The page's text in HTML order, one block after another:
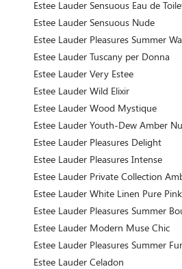
Estee Lauder Sensuous Eau de
Estee Lauder Sensuous Nude
Estee Lauder Pleasures Summer
Estee Lauder Tuscany per Donna
Estee Lauder Very Estee
Estee Lauder Wild Elixir
Estee Lauder Wood Mystique
Estee Lauder Youth-Dew Amber
Estee Lauder Pleasures Delight
Estee Lauder Pleasures Intense
Estee Lauder Private Collection
Estee Lauder White Linen Pure
Estee Lauder Pleasures Summer
Estee Lauder Modern Muse Chic
Estee Lauder Pleasures Summer
Estee Lauder Celadon